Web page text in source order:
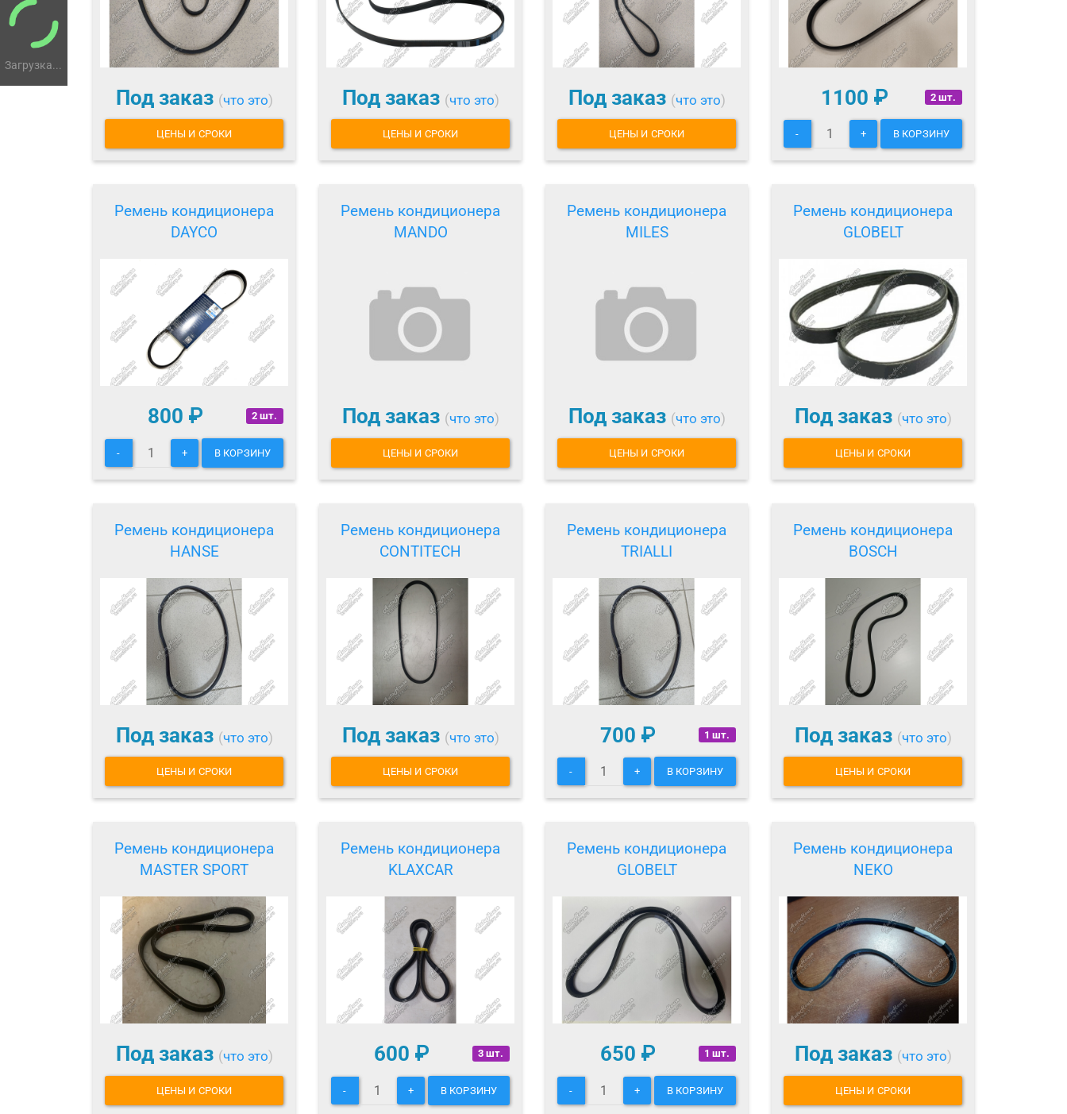
Загрузка...
Под заказ (что это)
ЦЕНЫ И СРОКИ
Под заказ (что это)
ЦЕНЫ И СРОКИ
Под заказ (что это)
ЦЕНЫ И СРОКИ
2 шт.
1100 ₽
- + В КОРЗИНУ
Ремень кондиционера
DAYCO
2 шт.
800 ₽
- + В КОРЗИНУ
Ремень кондиционера
MANDO
Под заказ (что это)
ЦЕНЫ И СРОКИ
Ремень кондиционера
MILES
Под заказ (что это)
ЦЕНЫ И СРОКИ
Ремень кондиционера
GLOBELT
Под заказ (что это)
ЦЕНЫ И СРОКИ
Ремень кондиционера
HANSE
Под заказ (что это)
ЦЕНЫ И СРОКИ
Ремень кондиционера
CONTITECH
Под заказ (что это)
ЦЕНЫ И СРОКИ
Ремень кондиционера
TRIALLI
1 шт.
700 ₽
- + В КОРЗИНУ
Ремень кондиционера
BOSCH
Под заказ (что это)
ЦЕНЫ И СРОКИ
Ремень кондиционера
MASTER SPORT
Под заказ (что это)
ЦЕНЫ И СРОКИ
Ремень кондиционера
KLAXCAR
3 шт.
600 ₽
- + В КОРЗИНУ
Ремень кондиционера
GLOBELT
1 шт.
650 ₽
- + В КОРЗИНУ
Ремень кондиционера
NEKO
Под заказ (что это)
ЦЕНЫ И СРОКИ